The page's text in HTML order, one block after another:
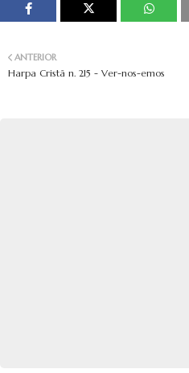
ANTERIOR
Harpa Cristã n. 215 - Ver-nos-emos